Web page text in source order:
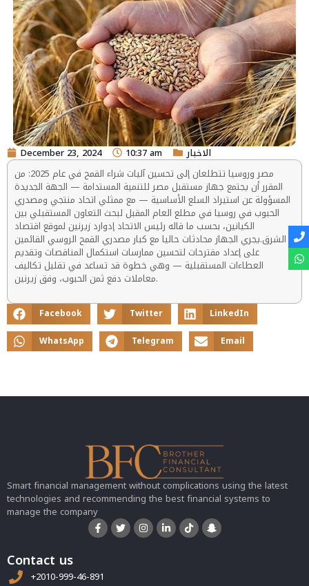
December 23, 2024 10:37 am
الاخبار
مصر وروسيا تتطلعان إلى تحسين آليات شراء القمح في عام 2025: من
المقرر أن يجتمع جهاز مستقبل مصر للتنمية المستدامة — الجهة الجديدة
المسؤولة عن استيراد السلع الأساسية — مع ممثلي اتحاد منتجي ومصدري
الحبوب في روسيا في مطلع العام المقبل لبحث التعاون المستقبلي بين
الكيانين، بحسب ما قاله رئيس الاتحاد إدوارد زيرنين لموقع اقتصاد
الشرق.يجري الجهاز محادثات حاليا مع كبار مصدري القمح الروسي القائمين
على إعداد مقترحات لتحسين ممارسات استكمال المناقصات وتقديم
العطاءات المستقبلية — وهي خطوة قد تساعد في تقليل تكاليف
معاملات دفع ثمن الحبوب، وفق زيرنين.
Facebook Twitter
LinkedIn
WhatsApp
Telegram Email
Smart financial management without complications using the latest
technologies and recommending the best financial systems to
manage the company
Contact us
+2010-999-46-891